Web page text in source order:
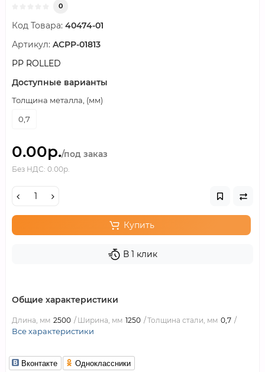
0
Код Товара: 40474-01
Артикул: ACPP-01813
PP ROLLED
Доступные варианты
Толщина металла, (мм)
0,7
0.00р./под заказ
Без НДС: 0.00р.
Купить
В 1 клик
Общие характеристики
Длина, мм 2500 Ширина, мм 1250 Толщина стали, мм 0,7
Все характеристики
Вконтакте Одноклассники